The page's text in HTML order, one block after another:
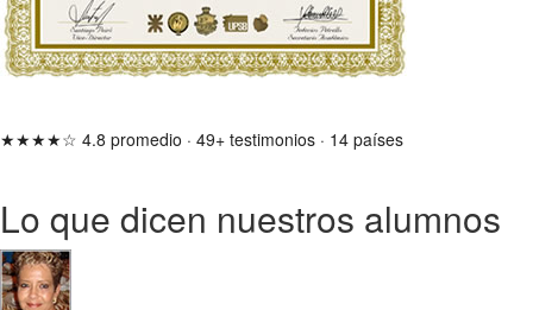
★★★★☆ 4.8 promedio · 49+ testimonios · 14 países
Lo que dicen nuestros alumnos